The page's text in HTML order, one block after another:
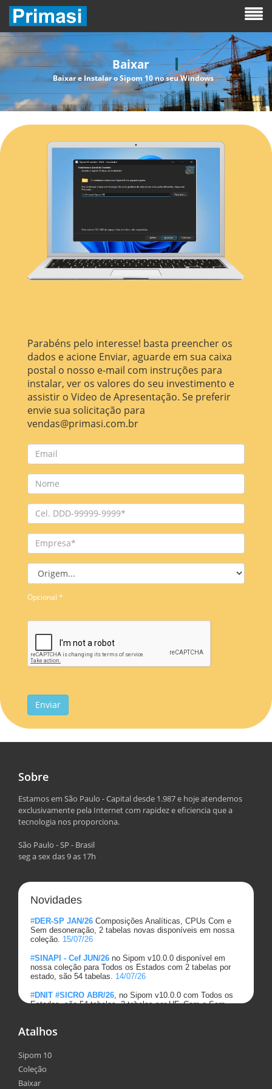
Baixar
Baixar e Instalar o Sipom 10 no seu Windows
Parabéns pelo interesse! basta preencher os
dados e acione Enviar, aguarde em sua caixa
postal o nosso e-mail com instruções para
instalar, ver os valores do seu investimento e
assistir o Video de Apresentação. Se preferir
envie sua solicitação para
vendas@primasi.com.br
Opcional *
Enviar
Sobre
Estamos em São Paulo - Capital desde 1.987 e hoje atendemos
exclusivamente pela Internet com rapidez e eficiencia que a
tecnologia nos proporciona.
São Paulo - SP - Brasil
seg a sex das 9 as 17h
Atalhos
Sipom 10
Coleção
Baixar